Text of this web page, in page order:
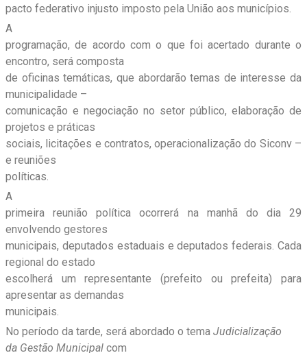
pacto federativo injusto imposto pela União aos municípios.
A
programação, de acordo com o que foi acertado durante o
encontro, será composta
de oficinas temáticas, que abordarão temas de interesse da
municipalidade –
comunicação e negociação no setor público, elaboração de
projetos e práticas
sociais, licitações e contratos, operacionalização do Siconv –
e reuniões
políticas.
A
primeira reunião política ocorrerá na manhã do dia 29
envolvendo gestores
municipais, deputados estaduais e deputados federais. Cada
regional do estado
escolherá um representante (prefeito ou prefeita) para
apresentar as demandas
municipais.
No período da tarde, será abordado o tema Judicialização
da Gestão Municipal com